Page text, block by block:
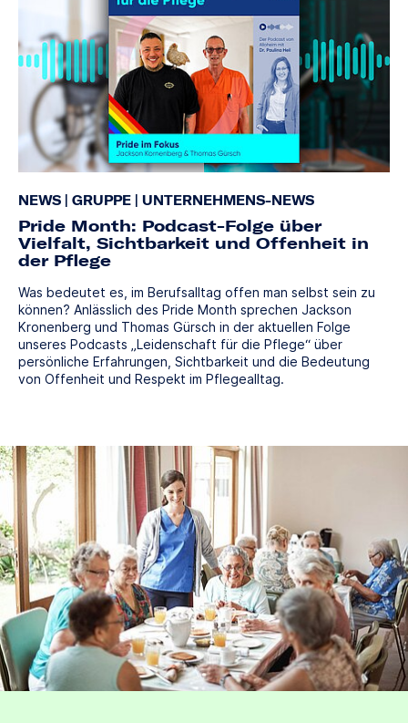
NEWS GRUPPE UNTERNEHMENS-NEWS
Pride Month: Podcast-Folge über
Vielfalt, Sichtbarkeit und Offenheit in
der Pflege
Was bedeutet es, im Berufsalltag offen man selbst sein zu
können? Anlässlich des Pride Month sprechen Jackson
Kronenberg und Thomas Gürsch in der aktuellen Folge
unseres Podcasts „Leidenschaft für die Pflege“ über
persönliche Erfahrungen, Sichtbarkeit und die Bedeutung
von Offenheit und Respekt im Pflegealltag.